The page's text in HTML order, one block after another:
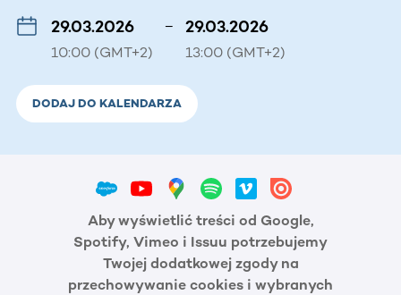
29.03.2026
10:00 (GMT+2)
– 29.03.2026
13:00 (GMT+2)
DODAJ DO KALENDARZA
Aby wyświetlić treści od Google,
Spotify, Vimeo i Issuu potrzebujemy
Twojej dodatkowej zgody na
przechowywanie cookies i wybranych